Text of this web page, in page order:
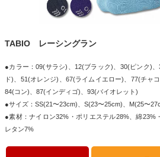
TABIO レーシングラン
●カラー：09(サラシ)、12(ブラック)、30(ピンク)
ド)、51(オレンジ)、67(ライムイエロー)、77(チャ
84(コン)、87(インディゴ)、93(バイオレット)
●サイズ：SS(21〜23cm)、S(23〜25cm)、M(25〜
●素材：ナイロン32%・ポリエステル28%、綿23%
レタン7%